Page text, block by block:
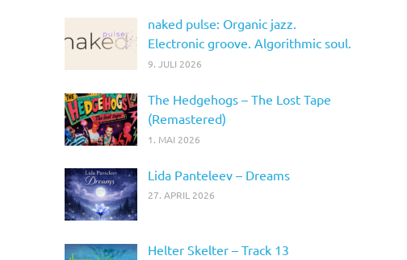
naked pulse: Organic jazz.
Electronic groove. Algorithmic soul.
9. JULI 2026
The Hedgehogs – The Lost Tape
(Remastered)
1. MAI 2026
Lida Panteleev – Dreams
27. APRIL 2026
Helter Skelter – Track 13